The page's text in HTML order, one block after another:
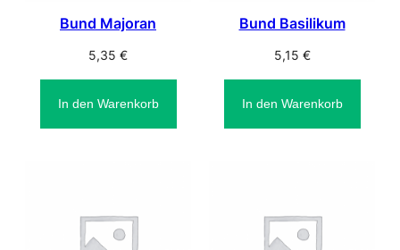
Bund Majoran
5,35 €
In den Warenkorb
Bund Basilikum
5,15 €
In den Warenkorb